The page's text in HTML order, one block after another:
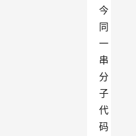
今
同
一
串
分
子
代
码